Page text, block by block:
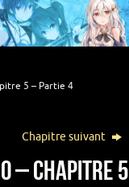
5 – Partie 4
Chapitre suivant
– Chapitre 5